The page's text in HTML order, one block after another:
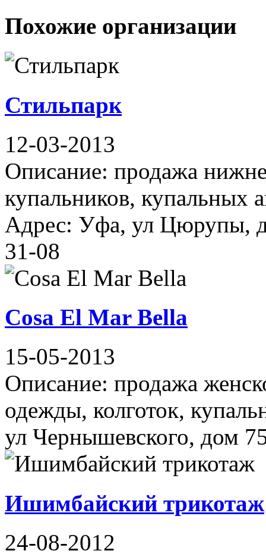
Похожие организации
Стильпарк
12-03-2013
Описание: продажа
купальников, купальных
Адрес: Уфа, ул Цюрупы,
31-08
Cosa El Mar Bella
15-05-2013
Описание: продажа
одежды, колготок,
ул Чернышевского, дом
Ишимбайский трикотаж
24-08-2012